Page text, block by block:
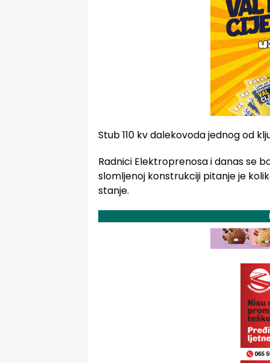
Stub 110 kv dalekovoda jednog od
Radnici Elektroprenosa i danas se
slomljenoj konstrukciji pitanje je
stanje.